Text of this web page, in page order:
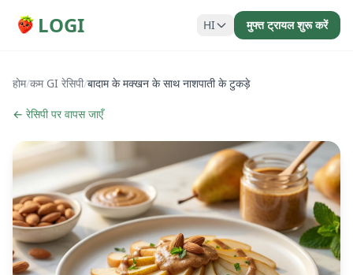
LOGI HI मुफ्त ट्रायल शुरू करें
होम/कम GI रेसिपी/बादाम के मक्खन के साथ नाशपाती के टुकड़े
← रेसिपी पर वापस जाएँ